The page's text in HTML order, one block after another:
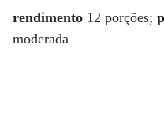
rendimento 12 porções;
moderada